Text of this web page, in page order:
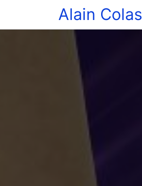
Alain Colas